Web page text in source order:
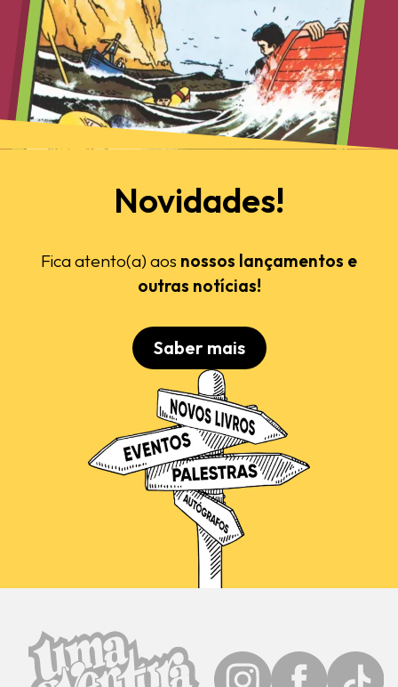
Novidades!
Fica atento(a) aos nossos lançamentos e
outras notícias!
Saber mais